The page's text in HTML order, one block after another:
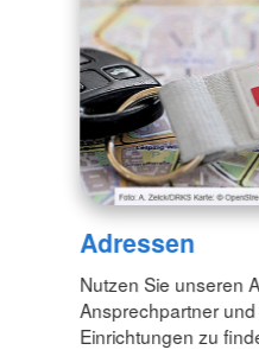
Adressen
Nutzen Sie unseren
Ansprechpartner
Einrichtungen zu